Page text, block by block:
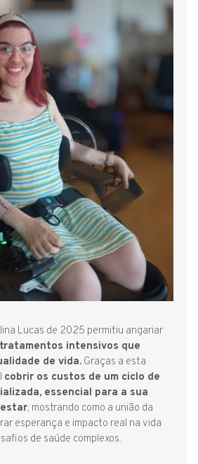
Lucas de 2025 permitiu angariar
tratamentos intensivos que
de vida. Graças a esta
cobrir os custos de um ciclo de
essencial para a sua
, mostrando como a união da
esperança e impacto real na vida
de saúde complexos.